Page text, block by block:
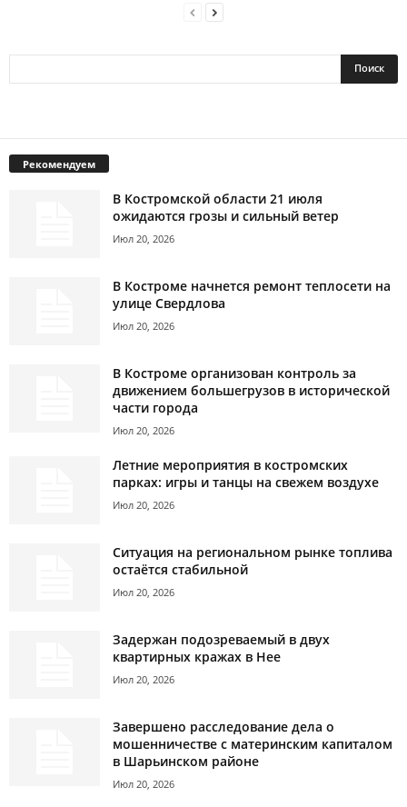
Рекомендуем
В Костромской области 21 июля
ожидаются грозы и сильный ветер
Июл 20, 2026
В Костроме начнется ремонт теплосети на
улице Свердлова
Июл 20, 2026
В Костроме организован контроль за
движением большегрузов в исторической
части города
Июл 20, 2026
Летние мероприятия в костромских
парках: игры и танцы на свежем воздухе
Июл 20, 2026
Ситуация на региональном рынке топлива
остаётся стабильной
Июл 20, 2026
Задержан подозреваемый в двух
квартирных кражах в Нее
Июл 20, 2026
Завершено расследование дела о
мошенничестве с материнским капиталом
в Шарьинском районе
Июл 20, 2026